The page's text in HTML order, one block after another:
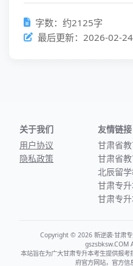
字数：约2125字
最后更新：2026-02-24
关于我们
用户协议
隐私政策
友情链接
甘肃省
甘肃省
北辰留
甘肃专
甘肃专
Copyright © 2026 新逆袭·甘肃
gszsbksw.COM
本站旨在为广大甘肃专升本考生提供报
府官方网站，官方信